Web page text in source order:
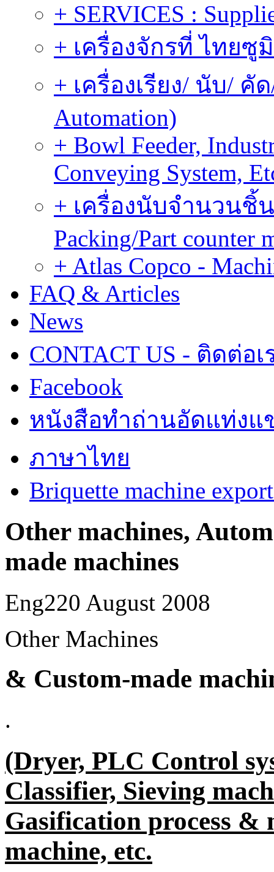
+ SERVICES :
+ เครื่องจักรที่ ไทยซู
+ เครื่องเรียง/ นับ/ คั
Automation)
+ Bowl Feeder,
Conveying System,
+ เครื่องนับจำนวนชิ้
Packing/Part counter
+ Atlas Copco -
FAQ & Articles
News
CONTACT US - ติดต่อเ
Facebook
หนังสือทำถ่านอัดแท่งแ
ภาษาไทย
Briquette machine
Other machines,
made machines
Eng220 August 2008
Other Machines
& Custom-made
.
(Dryer, PLC Control
Classifier, Sieving
Gasification process &
machine, etc.